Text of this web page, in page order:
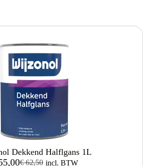
Dekkend Halflgans 1L
€62,50 incl. BTW